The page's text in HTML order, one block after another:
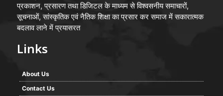
प्रकाशन, प्रसारण तथा डिजिटल के माध्यम से विश्वसनीय समाचारों,
सूचनाओं, सांस्कृतिक एवं नैतिक शिक्षा का प्रसार कर समाज में सकारात्मक
बदलाव लाने में प्रयासरत
Links
About Us
Contact Us